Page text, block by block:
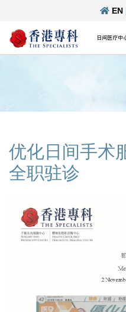
EN
日间医疗中
优化日间手术
全职驻诊